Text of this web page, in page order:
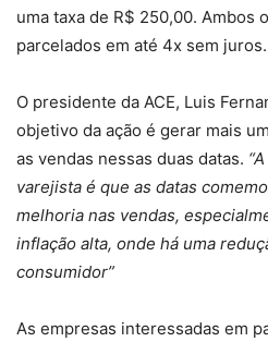
uma taxa de R$ 250,00. Ambos
parcelados em até 4x sem juros.
O presidente da ACE, Luis
objetivo da ação é gerar mais
as vendas nessas duas datas.
varejista é que as datas
melhoria nas vendas,
inflação alta, onde há uma
consumidor”
As empresas interessadas em